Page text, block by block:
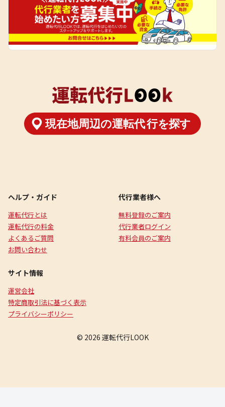
ヘルプ・ガイド
運転代行とは
運転代行の料金
よくあるご質問
お問い合わせ
代行業者様へ
無料登録のご案内
代行業者ログイン
有料会員のご案内
サイト情報
運営会社
特定商取引法に基づく表示
プライバシーポリシー
© 2026 運転代行LOOK